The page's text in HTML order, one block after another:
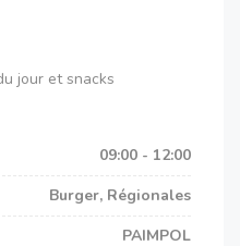
jour et snacks
09:00 - 12:00
Burger, Régionales
PAIMPOL